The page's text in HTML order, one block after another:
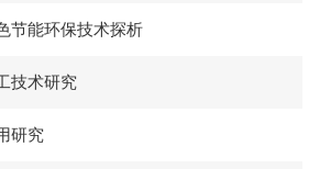
节能环保技术探析
技术研究
研究